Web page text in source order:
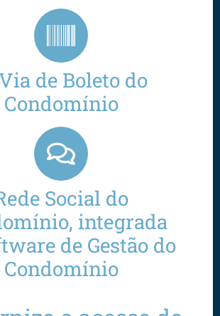
de Boleto do
Condomínio
Social do
integrada
de Gestão do
Condomínio